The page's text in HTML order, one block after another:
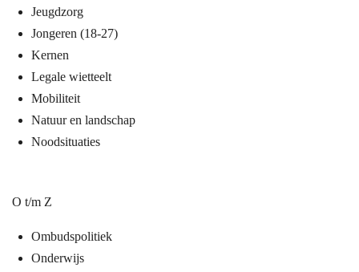
Jeugdzorg
Jongeren (18-27)
Kernen
Legale wietteelt
Mobiliteit
Natuur en landschap
Noodsituaties
O t/m Z
Ombudspolitiek
Onderwijs